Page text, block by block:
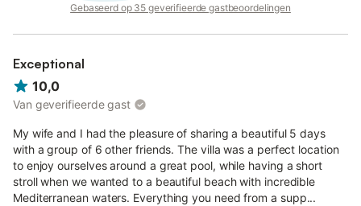
Gebaseerd op 35 geverifieerde gastbeoordelingen
Exceptional
10,0
Van geverifieerde gast
My wife and I had the pleasure of sharing a beautiful 5 days
with a group of 6 other friends. The villa was a perfect location
to enjoy ourselves around a great pool, while having a short
stroll when we wanted to a beautiful beach with incredible
Mediterranean waters. Everything you need from a supp...